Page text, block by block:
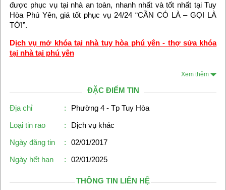
được phục vụ tại nhà an toàn, nhanh nhất và tốt nhất tại Tuy
Hòa Phú Yên, giá tốt phục vụ 24/24 “CẦN CÓ LÀ – GỌI LÀ
TỚI”.
Dịch vụ mở khóa tại nhà tuy hòa phú yên - thợ sửa khóa
tại nhà tại phú yên
Xem thêm
ĐẶC ĐIỂM TIN
Địa chỉ :
Phường 4 - Tp Tuy Hòa
Loại tin rao
:
Dịch vụ khác
Ngày đăng tin
:
02/01/2017
Ngày hết hạn
: 02/01/2025
THÔNG TIN LIÊN HỆ